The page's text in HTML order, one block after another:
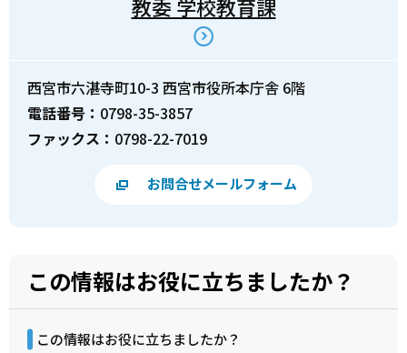
教委 学校教育課
西宮市六湛寺町10-3 西宮市役所本庁舎 6階
電話番号： 0798-35-3857
ファックス： 0798-22-7019
お問合せメールフォーム
この情報はお役に立ちましたか？
この情報はお役に立ちましたか？